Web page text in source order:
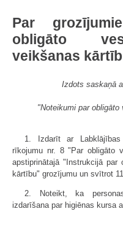
Par
obligāto
veikšanas
Izdots saskaņā
"Noteikumi par obligāto
1. Izdarīt ar
rīkojumu nr. 8 "Par obligāto
apstiprinātajā "Instrukcijā par
kārtību" grozījumu un svītrot
2. Noteikt, ka
izdarīšana par higiēnas kursa